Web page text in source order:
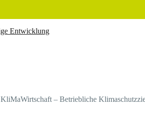
KliMaWirtschaft – Betriebliche